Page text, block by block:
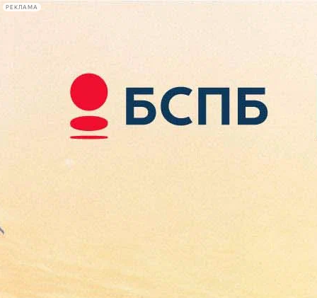
РЕКЛАМА
Сегодня:
2026.08.09
09:42
Афиша Plus